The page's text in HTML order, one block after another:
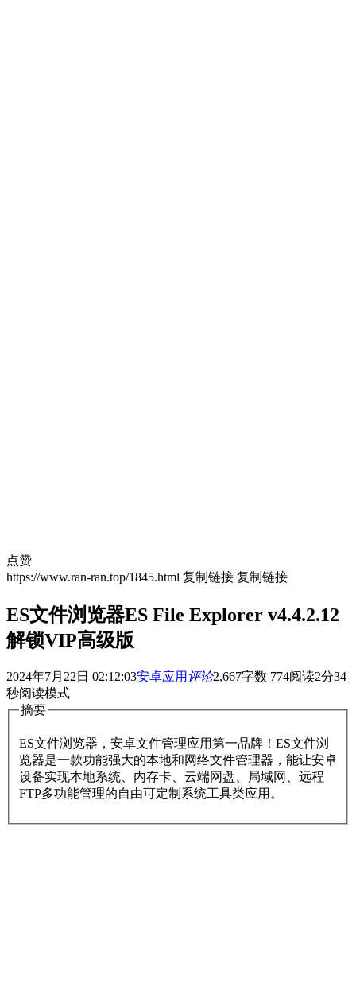
点赞
https://www.ran-ran.top/1845.html 复制链接 复制链接
ES文件浏览器ES File Explorer v4.4.2.12
解锁VIP高级版
2024年7月22日 02:12:03安卓应用 评论2,667字数 774阅读2分34
秒阅读模式
摘要
ES文件浏览器，安卓文件管理应用第一品牌！ES文件浏
览器是一款功能强大的本地和网络文件管理器，能让安卓
设备实现本地系统、内存卡、云端网盘、局域网、远程
FTP多功能管理的自由可定制系统工具类应用。